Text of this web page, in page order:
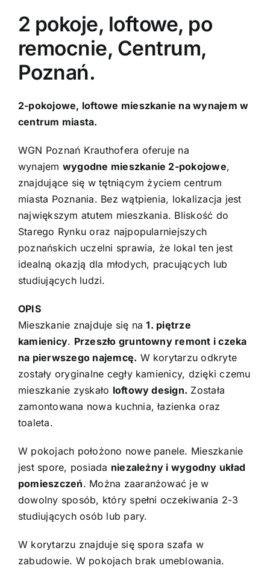
Kontakt
2 pokoje, loftowe, po
remocnie, Centrum,
Poznań.
2-pokojowe, loftowe mieszkanie na wynajem w
centrum miasta.
WGN Poznań Krauthofera oferuje na
wynajem wygodne mieszkanie 2-pokojowe,
znajdujące się w tętniącym życiem centrum
miasta Poznania. Bez wątpienia, lokalizacja jest
największym atutem mieszkania. Bliskość do
Starego Rynku oraz najpopularniejszych
poznańskich uczelni sprawia, że lokal ten jest
idealną okazją dla młodych, pracujących lub
studiujących ludzi.
OPIS
Mieszkanie znajduje się na1. piętrze
kamienicy. Przeszło gruntowny remont i czeka
na pierwszego najemcę. W korytarzu odkryte
zostały oryginalne cegły kamienicy, dzięki czemu
mieszkanie zyskało loftowy design. Została
zamontowana nowa kuchnia, łazienka oraz
toaleta.
W pokojach położono nowe panele. Mieszkanie
jest spore, posiada niezależny i wygodny układ
pomieszczeń. Można zaaranżować je w
dowolny sposób, który spełni oczekiwania 2-3
studiujących osób lub pary.
W korytarzu znajduje się spora szafa w
zabudowie. W pokojach brak umeblowania.